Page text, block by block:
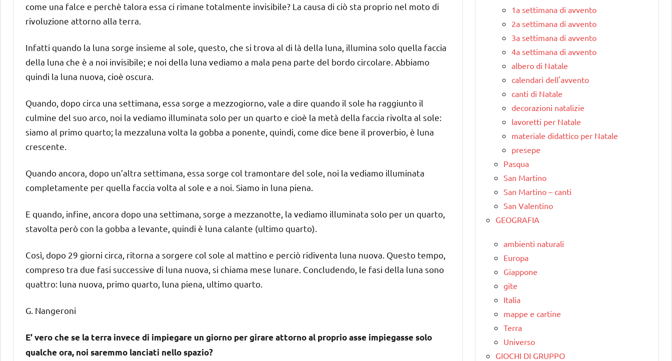
come una falce e perchè talora essa ci rimane totalmente invisibile? La causa di ciò sta proprio nel moto di
rivoluzione attorno alla terra.
Infatti quando la luna sorge insieme al sole, questo, che si trova al di là della luna, illumina solo quella faccia
della luna che è a noi invisibile; e noi della luna vediamo a mala pena parte del bordo circolare. Abbiamo
quindi la luna nuova, cioè oscura.
Quando, dopo circa una settimana, essa sorge a mezzogiorno, vale a dire quando il sole ha raggiunto il
culmine del suo arco, noi la vediamo illuminata solo per un quarto e cioè la metà della faccia rivolta al sole:
siamo al primo quarto; la mezzaluna volta la gobba a ponente, quindi, come dice bene il proverbio, è luna
crescente.
Quando ancora, dopo un’altra settimana, essa sorge col tramontare del sole, noi la vediamo illuminata
completamente per quella faccia volta al sole e a noi. Siamo in luna piena.
E quando, infine, ancora dopo una settimana, sorge a mezzanotte, la vediamo illuminata solo per un quarto,
stavolta però con la gobba a levante, quindi è luna calante (ultimo quarto).
Così, dopo 29 giorni circa, ritorna a sorgere col sole al mattino e perciò ridiventa luna nuova. Questo tempo,
compreso tra due fasi successive di luna nuova, si chiama mese lunare. Concludendo, le fasi della luna sono
quattro: luna nuova, primo quarto, luna piena, ultimo quarto.
G. Nangeroni
E’ vero che se la terra invece di impiegare un giorno per girare attorno al proprio asse impiegasse solo
qualche ora, noi saremmo lanciati nello spazio?
1a settimana di avvento
2a settimana di avvento
3a settimana di avvento
4a settimana di avvento
albero di Natale
calendari dell'avvento
canti di Natale
decorazioni natalizie
lavoretti per Natale
materiale didattico per Natale
presepe
Pasqua
San Martino
San Martino – canti
San Valentino
GEOGRAFIA
ambienti naturali
Europa
Giappone
gite
Italia
mappe e cartine
Terra
Universo
GIOCHI DI GRUPPO